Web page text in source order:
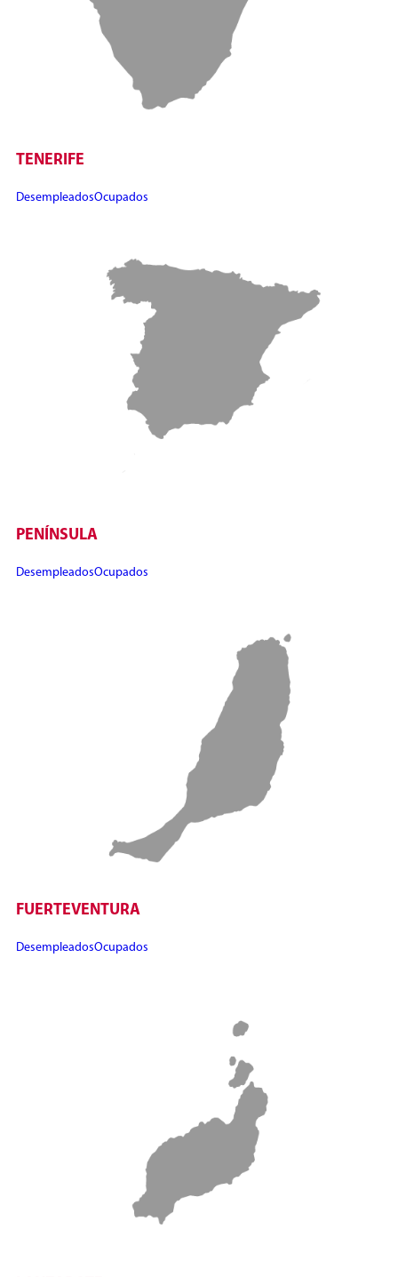
TENERIFE
DesempleadosOcupados
PENÍNSULA
DesempleadosOcupados
FUERTEVENTURA
DesempleadosOcupados